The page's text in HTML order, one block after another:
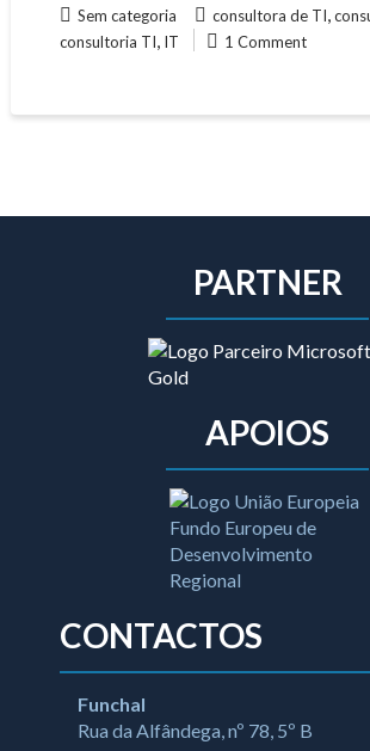
Sem categoria consultora de TI
consultoria TI IT 1 Comment
PARTNER
APOIOS
CONTACTOS
Funchal
Rua da Alfândega, nº 78, 5º B